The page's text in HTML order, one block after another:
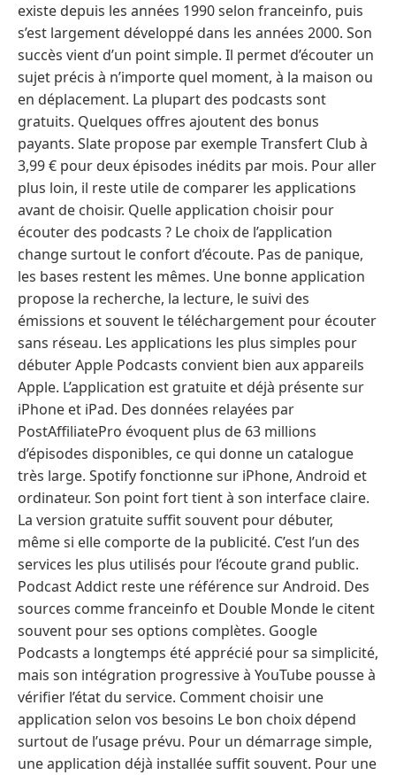
existe depuis les années 1990 selon franceinfo, puis
s’est largement développé dans les années 2000. Son
succès vient d’un point simple. Il permet d’écouter un
sujet précis à n’importe quel moment, à la maison ou
en déplacement. La plupart des podcasts sont
gratuits. Quelques offres ajoutent des bonus
payants. Slate propose par exemple Transfert Club à
3,99 € pour deux épisodes inédits par mois. Pour aller
plus loin, il reste utile de comparer les applications
avant de choisir. Quelle application choisir pour
écouter des podcasts ? Le choix de l’application
change surtout le confort d’écoute. Pas de panique,
les bases restent les mêmes. Une bonne application
propose la recherche, la lecture, le suivi des
émissions et souvent le téléchargement pour écouter
sans réseau. Les applications les plus simples pour
débuter Apple Podcasts convient bien aux appareils
Apple. L’application est gratuite et déjà présente sur
iPhone et iPad. Des données relayées par
PostAffiliatePro évoquent plus de 63 millions
d’épisodes disponibles, ce qui donne un catalogue
très large. Spotify fonctionne sur iPhone, Android et
ordinateur. Son point fort tient à son interface claire.
La version gratuite suffit souvent pour débuter,
même si elle comporte de la publicité. C’est l’un des
services les plus utilisés pour l’écoute grand public.
Podcast Addict reste une référence sur Android. Des
sources comme franceinfo et Double Monde le citent
souvent pour ses options complètes. Google
Podcasts a longtemps été apprécié pour sa simplicité,
mais son intégration progressive à YouTube pousse à
vérifier l’état du service. Comment choisir une
application selon vos besoins Le bon choix dépend
surtout de l’usage prévu. Pour un démarrage simple,
une application déjà installée suffit souvent. Pour une